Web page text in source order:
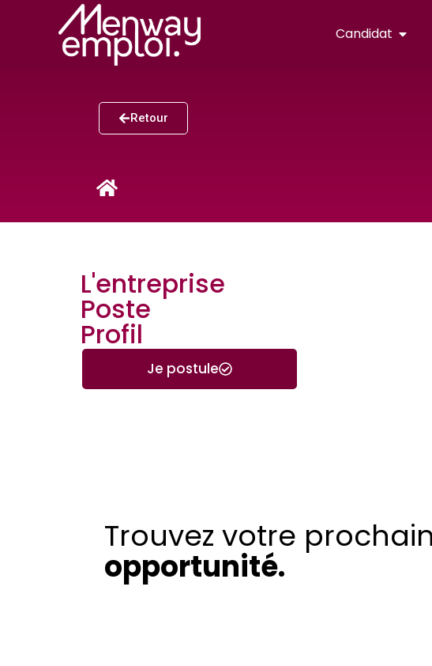
Candidat
Retour
L'entreprise
Poste
Profil
Je postule
Trouvez votre
opportunité.